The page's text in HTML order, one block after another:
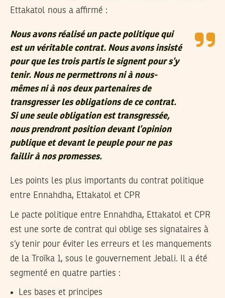
Ettakatol nous a affirmé :
Nous avons réalisé un pacte politique qui
est un véritable contrat. Nous avons insisté
pour que les trois partis le signent pour s’y
tenir. Nous ne permettrons ni à nous-
mêmes ni à nos deux partenaires de
transgresser les obligations de ce contrat.
Si une seule obligation est transgressée,
nous prendront position devant l’opinion
publique et devant le peuple pour ne pas
faillir à nos promesses.
Les points les plus importants du contrat politique
entre Ennahdha, Ettakatol et CPR
Le pacte politique entre Ennahdha, Ettakatol et CPR
est une sorte de contrat qui oblige ses signataires à
s’y tenir pour éviter les erreurs et les manquements
de la Troïka 1, sous le gouvernement Jebali. Il a été
segmenté en quatre parties :
Les bases et principes